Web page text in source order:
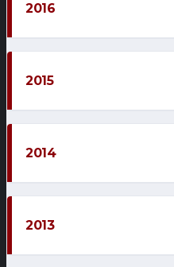
2016
2015
2014
2013